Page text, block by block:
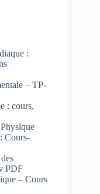
:
– TP-
: cours,
Physique
Cours-
PDF
– Cours